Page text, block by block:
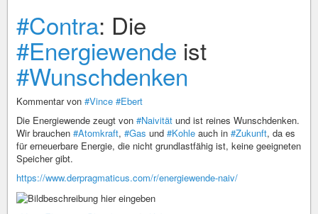
#Contra: Die
#Energiewende ist
#Wunschdenken
Kommentar von #Vince #Ebert
Die Energiewende zeugt von #Naivität und ist reines Wunschdenken.
Wir brauchen #Atomkraft, #Gas und #Kohle auch in #Zukunft, da es
für erneuerbare Energie, die nicht grundlastfähig ist, keine geeigneten
Speicher gibt.
https://www.derpragmaticus.com/r/energiewende-naiv/